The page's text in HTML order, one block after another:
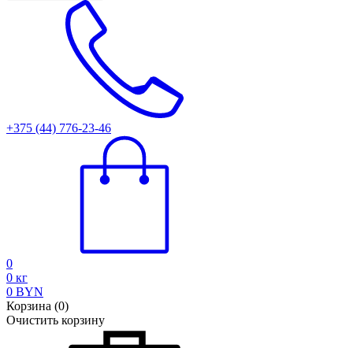
+375 (44) 776-23-46
0
0 кг
0 BYN
Корзина (0)
Очистить корзину